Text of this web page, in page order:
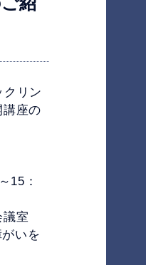
リン
座の
15：
室
いを